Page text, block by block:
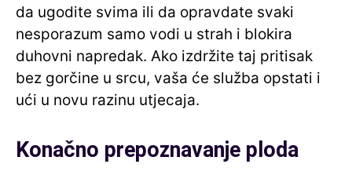
da ugodite svima ili da opravdate svaki
nesporazum samo vodi u strah i blokira
duhovni napredak. Ako izdržite taj pritisak
bez gorčine u srcu, vaša će služba opstati i
ući u novu razinu utjecaja.
Konačno prepoznavanje ploda